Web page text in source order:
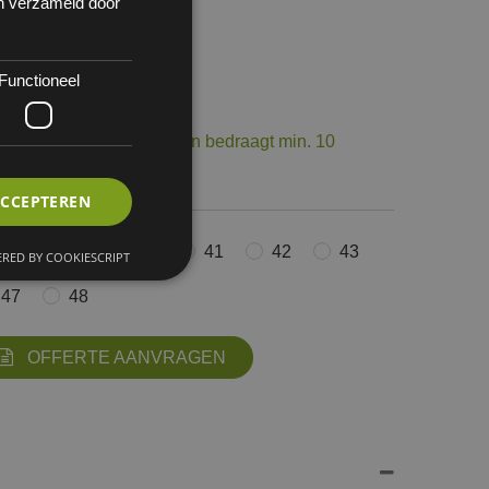
De levertermijn bedraagt min. 10
38 39 41 42 43
47 48
OFFERTE AANVRAGEN
Functioneel
BY COOKIESCRIPT